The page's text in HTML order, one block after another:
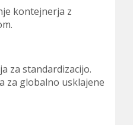
kontejnerja z
za standardizacijo.
za globalno usklajene